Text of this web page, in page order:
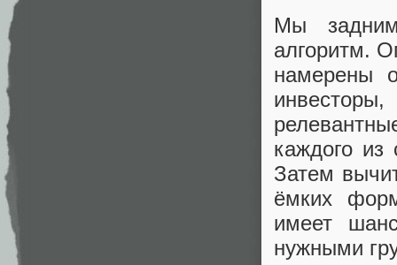
Мы
алгоритм.
намерены
инвесторы,
каждого из
Затем
ёмких
имеет
нужными